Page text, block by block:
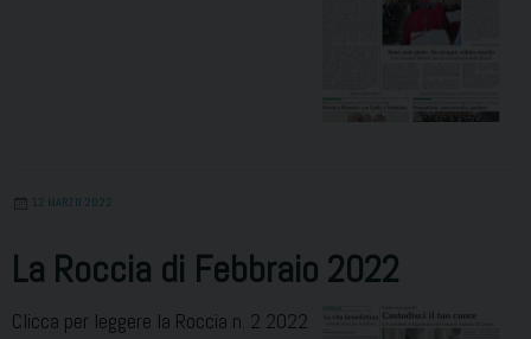
12 MARZO 2022
La Roccia di Febbraio 2022
Clicca per leggere la Roccia n. 2 2022